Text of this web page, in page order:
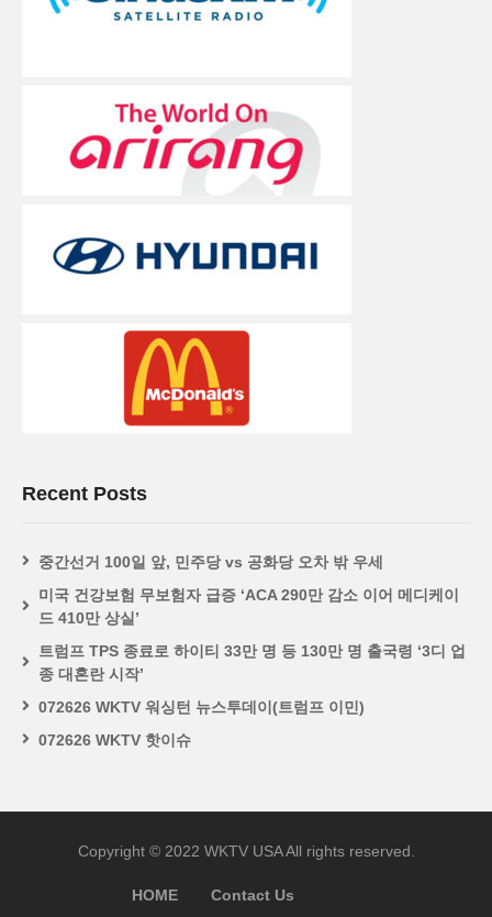
Recent Posts
중간선거 100일 앞, 민주당 vs 공화당 오차 밖 우세
미국 건강보험 무보험자 급증 ‘ACA 290만 감소 이어 메디케이
드 410만 상실’
트럼프 TPS 종료로 하이티 33만 명 등 130만 명 출국령 ‘3디 업
종 대혼란 시작’
072626 WKTV 워싱턴 뉴스투데이(트럼프 이민)
072626 WKTV 핫이슈
Copyright © 2022 WKTV USA All rights reserved.
HOME Contact Us